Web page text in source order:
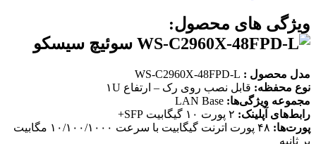
ویژگی های محصول:
مدل محصول :
نوع محفظه: قابل نصب روی رک – ارتفاع ۱U
مجموعه ویژگی‌ها:
رابط‌های آپلینک:
پورت‌ها:
۴۸ پورت اترنت گیگابیت با سرعت ۱۰/۱۰۰/۱۰۰۰ مگابیت
بر ثانیه